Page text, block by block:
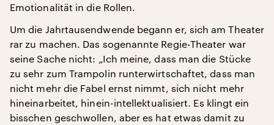
Emotionalität in die Rollen.
Um die Jahrtausendwende begann er, sich am Theater
rar zu machen. Das sogenannte Regie-Theater war
seine Sache nicht: „Ich meine, dass man die Stücke
zu sehr zum Trampolin runterwirtschaftet, dass man
nicht mehr die Fabel ernst nimmt, sich nicht mehr
hineinarbeitet, hinein-intellektualisiert. Es klingt ein
bisschen geschwollen, aber es hat etwas damit zu